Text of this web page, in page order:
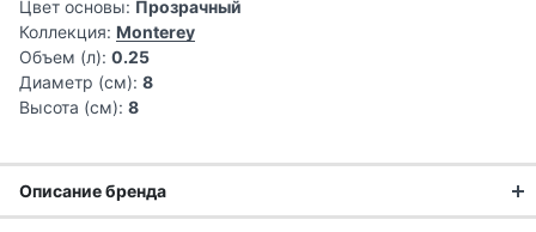
Цвет основы: Прозрачный
Коллекция: Monterey
Объем (л): 0.25
Диаметр (см): 8
Высота (см): 8
Описание бренда